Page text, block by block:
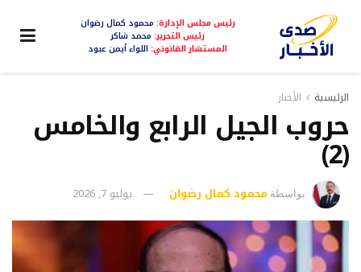
رئيس مجلس الإدارة: محمود كمال رضوان
رئيس التحرير: محمد شاكر
المستشار القانوني: اللواء أيمن عبود
الرئيسية الأخبار
حروب الجيل الرابع والخامس
(2)
بواسطة محمود كمال رضوان يوليو 7, 2026